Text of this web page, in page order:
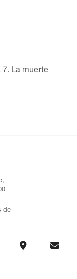
7. La muerte
de